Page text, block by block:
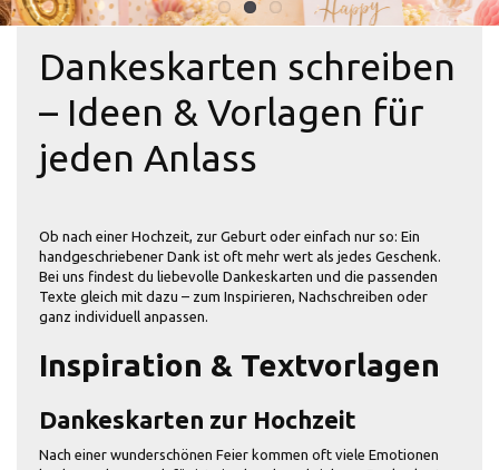
Dankeskarten schreiben
– Ideen & Vorlagen für
jeden Anlass
Ob nach einer Hochzeit, zur Geburt oder einfach nur so: Ein
handgeschriebener Dank ist oft mehr wert als jedes Geschenk.
Bei uns findest du liebevolle Dankeskarten und die passenden
Texte gleich mit dazu – zum Inspirieren, Nachschreiben oder
ganz individuell anpassen.
Inspiration & Textvorlagen
Dankeskarten zur Hochzeit
Nach einer wunderschönen Feier kommen oft viele Emotionen